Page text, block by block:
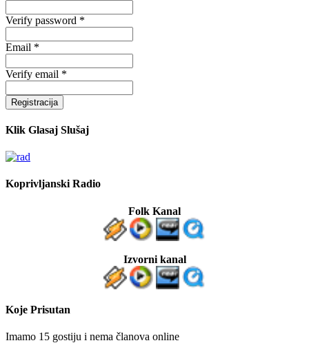
Verify password *
Email *
Verify email *
Registracija
Klik Glasaj Slušaj
Koprivljanski Radio
Folk Kanal
Izvorni kanal
Koje Prisutan
Imamo 15 gostiju i nema članova online